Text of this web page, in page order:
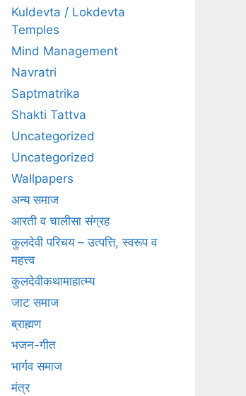
Kuldevta / Lokdevta
Temples
Mind Management
Navratri
Saptmatrika
Shakti Tattva
Uncategorized
Uncategorized
Wallpapers
अन्य समाज
आरती व चालीसा संग्रह
कुलदेवी परिचय – उत्पत्ति, स्वरूप व
महत्त्व
कुलदेवीकथामाहात्म्य
जाट समाज
ब्राह्मण
भजन-गीत
भार्गव समाज
मंत्र